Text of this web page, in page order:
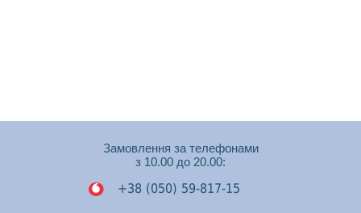
Замовлення за телефонами
з 10.00 до 20.00:
+38 (050) 59-817-15